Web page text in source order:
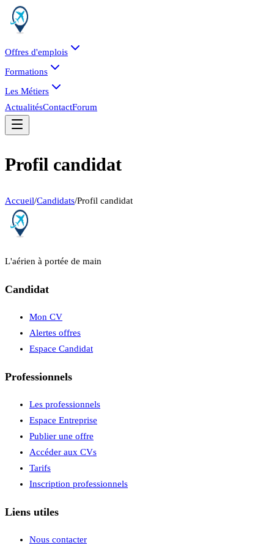
Offres d'emplois
Formations
Les Métiers
ActualitésContactForum
Profil candidat
Accueil/Candidats/Profil candidat
L'aérien à portée de main
Candidat
Mon CV
Alertes offres
Espace Candidat
Professionnels
Les professionnels
Espace Entreprise
Publier une offre
Accéder aux CVs
Tarifs
Inscription professionnels
Liens utiles
Nous contacter